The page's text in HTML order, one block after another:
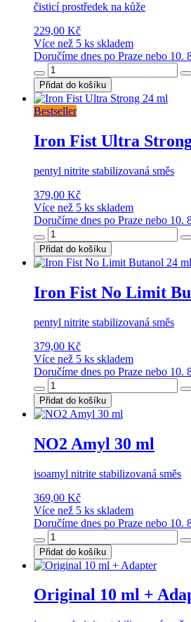
čisticí prostředek na kůže
229,00 Kč
Více než 5 ks skladem
Doručíme dnes po Praze nebo 10.
Přidat do košíku
Bestseller
Iron Fist Ultra
pentyl nitrite stabilizovaná směs
379,00 Kč
Více než 5 ks skladem
Doručíme dnes po Praze nebo 10.
Přidat do košíku
Iron Fist No Limit
pentyl nitrite stabilizovaná směs
379,00 Kč
Více než 5 ks skladem
Doručíme dnes po Praze nebo 10.
Přidat do košíku
NO2 Amyl 30 ml
isoamyl nitrite stabilizovaná směs
369,00 Kč
Více než 5 ks skladem
Doručíme dnes po Praze nebo 10.
Přidat do košíku
Original 10 ml +